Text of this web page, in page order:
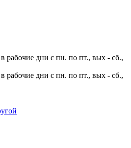
рабочие дни с пн. по пт., вых - сб.,
рабочие дни с пн. по пт., вых - сб.,